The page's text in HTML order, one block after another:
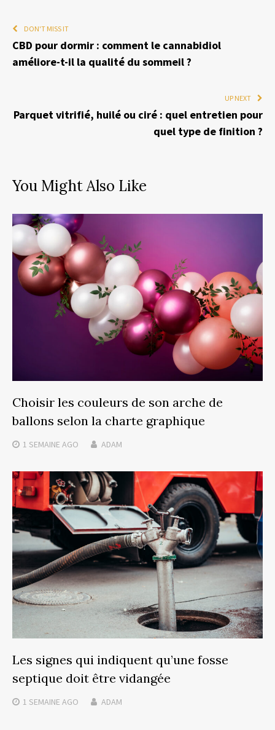
DON'T MISS IT
CBD pour dormir : comment le cannabidiol
améliore-t-il la qualité du sommeil ?
UP NEXT
Parquet vitrifié, huilé ou ciré : quel entretien pour
quel type de finition ?
You Might Also Like
Choisir les couleurs de son arche de
ballons selon la charte graphique
1 SEMAINE AGO ADAM
Les signes qui indiquent qu’une fosse
septique doit être vidangée
1 SEMAINE AGO ADAM